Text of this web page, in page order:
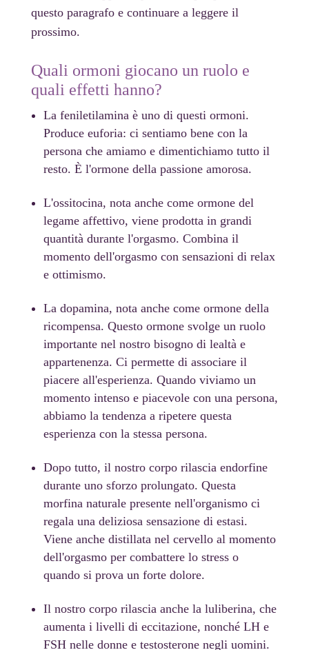
questo paragrafo e continuare a leggere il
prossimo.
Quali ormoni giocano un ruolo e
quali effetti hanno?
La feniletilamina è uno di questi ormoni.
Produce euforia: ci sentiamo bene con la
persona che amiamo e dimentichiamo tutto il
resto. È l'ormone della passione amorosa.
L'ossitocina, nota anche come ormone del
legame affettivo, viene prodotta in grandi
quantità durante l'orgasmo. Combina il
momento dell'orgasmo con sensazioni di relax
e ottimismo.
La dopamina, nota anche come ormone della
ricompensa. Questo ormone svolge un ruolo
importante nel nostro bisogno di lealtà e
appartenenza. Ci permette di associare il
piacere all'esperienza. Quando viviamo un
momento intenso e piacevole con una persona,
abbiamo la tendenza a ripetere questa
esperienza con la stessa persona.
Dopo tutto, il nostro corpo rilascia endorfine
durante uno sforzo prolungato. Questa
morfina naturale presente nell'organismo ci
regala una deliziosa sensazione di estasi.
Viene anche distillata nel cervello al momento
dell'orgasmo per combattere lo stress o
quando si prova un forte dolore.
Il nostro corpo rilascia anche la luliberina, che
aumenta i livelli di eccitazione, nonché LH e
FSH nelle donne e testosterone negli uomini.